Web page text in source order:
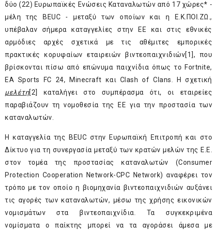
δύο (22) Ευρωπαϊκές Ενώσεις Καταναλωτών από 17 χώρες* -
μέλη της BEUC - μεταξύ των οποίων και η Ε.Κ.ΠΟΙ.ΖΩ.,
υπέβαλαν σήμερα καταγγελίες στην ΕΕ και στις εθνικές
αρμόδιες αρχές σχετικά με τις αθέμιτες εμπορικές
πρακτικές κορυφαίων εταιρειών βιντεοπαιχνιδιών[1], που
βρίσκονται πίσω από επώνυμα παιχνίδια όπως το Fortnite,
EA Sports FC 24, Minecraft και Clash of Clans. Η σχετική
μελέτη[2]
καταλήγει στο συμπέρασμα ότι, οι εταιρείες
παραβιάζουν τη νομοθεσία της ΕΕ για την προστασία των
καταναλωτών.
Η καταγγελία της BEUC στην Ευρωπαϊκή Επιτροπή και στο
Δίκτυο για τη συνεργασία μεταξύ των κρατών μελών της Ε.Ε.
στον τομέα της προστασίας καταναλωτών (Consumer
Protection Cooperation Network-CPC Network) αναφέρει τον
τρόπο με τον οποίο η βιομηχανία βιντεοπαιχνιδιών αυξάνει
τις αγορές των καταναλωτών, μέσω της χρήσης εικονικών
νομισμάτων στα βιντεοπαιχνίδια. Τα συγκεκριμένα
νομίσματα ο παίκτης μπορεί να τα αγοράσει άμεσα με